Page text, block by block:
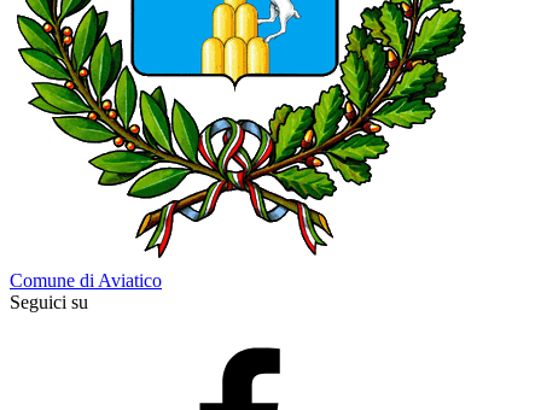
Comune di Aviatico
Seguici su